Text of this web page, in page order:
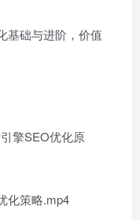
基础与进阶，价值
擎SEO优化原
化策略.mp4